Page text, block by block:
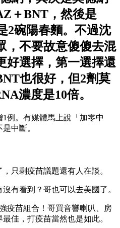
＋BNT，然後是
2碗陽春麵。不過沈
，不要故意傻傻去混
好選擇，第一選擇還
也很好，但2劑莫
濃度是10倍。
例。有媒體馬上說「加零中
中斷。
只剩疫苗議題還有人在談。
有看到？哥也可以去美國了。
疫苗組合！哥買音響喇叭、房
佳，打疫苗當然也是如此。